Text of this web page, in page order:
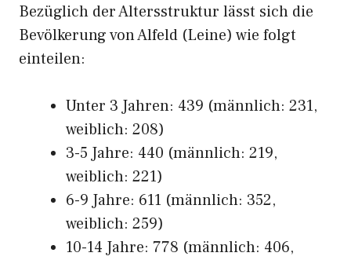
Bezüglich der Altersstruktur lässt sich die
Bevölkerung von Alfeld (Leine) wie folgt
einteilen:
Unter 3 Jahren: 439 (männlich: 231,
weiblich: 208)
3-5 Jahre: 440 (männlich: 219,
weiblich: 221)
6-9 Jahre: 611 (männlich: 352,
weiblich: 259)
10-14 Jahre: 778 (männlich: 406,